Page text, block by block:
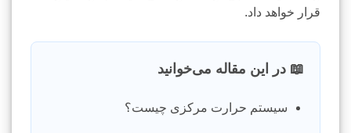
قرار خواهد داد.
📖 در این مقاله می‌خوانید
سیستم حرارت مرکزی چیست؟